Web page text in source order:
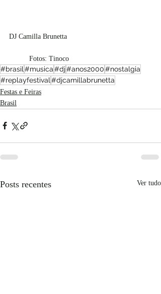
DJ Camilla Brunetta
	Fotos: Tinoco
#brasil #musica#dj#anos2000#nostalgia
#replayfestival #djcamillabrunetta
Festas e Feiras
Brasil
Posts recentes Ver tudo